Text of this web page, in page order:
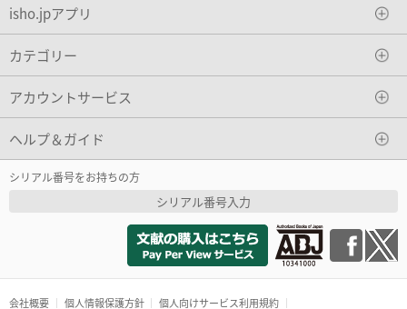
isho.jpアプリ
カテゴリー
アカウントサービス
ヘルプ＆ガイド
シリアル番号をお持ちの方
シリアル番号入力
会社概要 個人情報保護方針 個人向けサービス利用規約